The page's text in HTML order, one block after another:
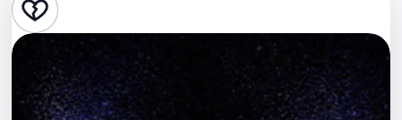
Стендап
Выставки
Квесты